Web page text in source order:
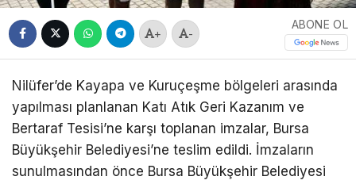
+ -
ABONE OL
Nilüfer’de Kayapa ve Kuruçeşme bölgeleri arasında
yapılması planlanan Katı Atık Geri Kazanım ve
Bertaraf Tesisi’ne karşı toplanan imzalar, Bursa
Büyükşehir Belediyesi’ne teslim edildi. İmzaların
sunulmasından önce Bursa Büyükşehir Belediyesi